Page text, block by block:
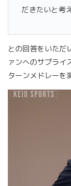
だきたいと考
との回答をいただ
ァンへのサプライ
ターンメドレーを